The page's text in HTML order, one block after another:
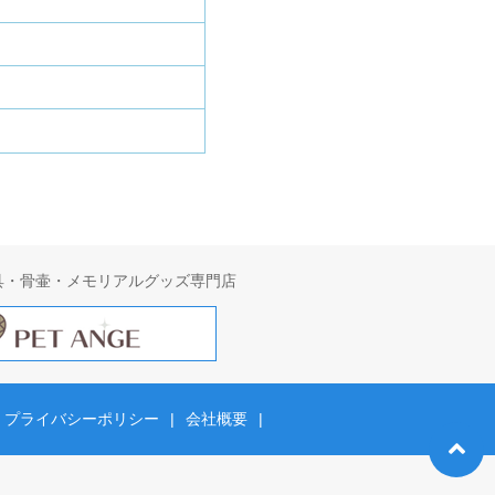
骨壷・メモリアルグッズ専門店
プライバシーポリシー | 会社概要 |